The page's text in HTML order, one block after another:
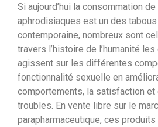
Si aujourd’hui la consommation
aphrodisiaques est un des
contemporaine, nombreux sont
travers l’histoire de l’humanité
agissent sur les différentes
fonctionnalité sexuelle en
comportements, la satisfaction et
troubles. En vente libre sur le
parapharmaceutique, ces produits